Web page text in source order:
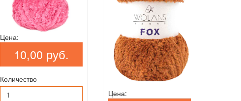
Цена:
10,00 руб.
Количество
Цена: